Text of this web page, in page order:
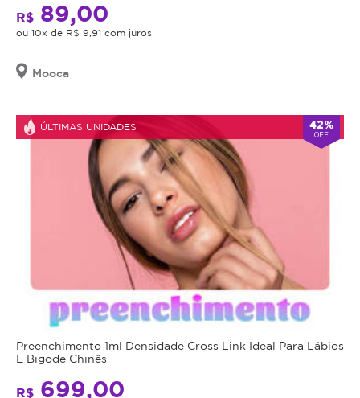
é
a
limite
lo.
Se
utilizar
serviço
ou
estornar
R$ 89,00
ou 10x de R$ 9,91 com juros
Mooca
ÚLTIMAS UNIDADES 42%
OFF
Preenchimento 1ml Densidade Cross Link Ideal Para Lábios
E Bigode Chinês
R$ 699,00